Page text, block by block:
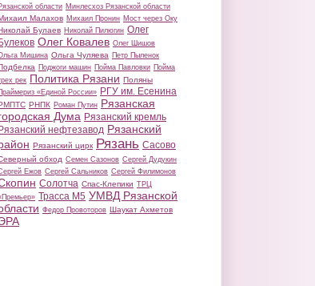
области Минлесхоз Рязанской области
Малахов Михаил Пронин Мост через Оку
Булаев Николай Пилюгин Олег
Булеков Олег Ковалев Олег Шишов
Мишина Ольга Чуляева Петр Пыленок
Поджоги машин Пойма Павловки Пойма
рек Политика Рязани Поляны
«Единой России» РГУ им. Есенина
РНПК Роман Путин Рязанская
Дума Рязанский кремль
Рязанский нефтезавод Рязанский
Рязанский цирк Рязань Сасово
обход Семен Сазонов Сергей Дудукин
Ежов Сергей Сальников Сергей Филимонов
Солотча Спас-Клепики ТРЦ
Трасса М5 УМВД Рязанской
Федор Провоторов Шаукат Ахметов